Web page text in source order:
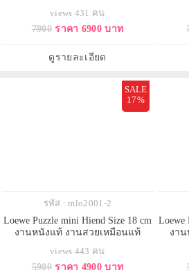
views 431 คน
7900 ราคา 6900 บาท
ดูรายละเอียด
SALE
17%
รหัส : mlo2001-2
Loewe Puzzle mini Hiend Size 18 cm
งานหนังแท้ งานสวยเหมือนแท้
views 443 คน
5900 ราคา 4900 บาท
Loewe
งา